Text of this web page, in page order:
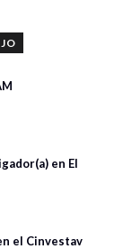
en El
el Cinvestav